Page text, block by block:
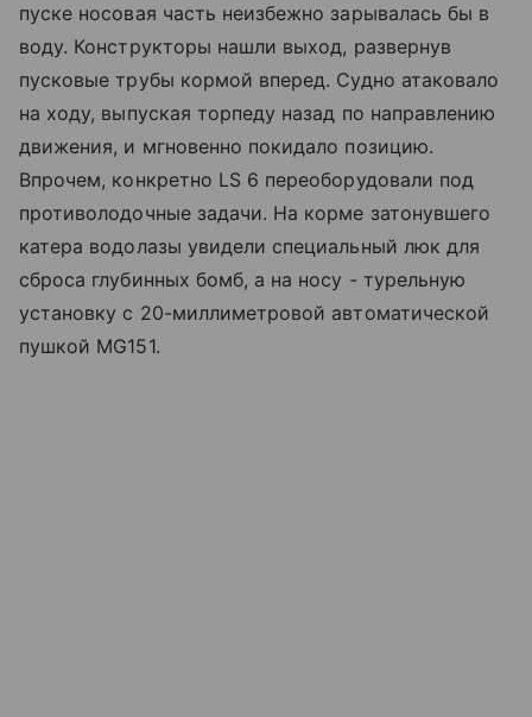
пуске носовая часть неизбежно зарывалась бы в
воду. Конструкторы нашли выход, развернув
пусковые трубы кормой вперед. Судно атаковало
на ходу, выпуская торпеду назад по направлению
движения, и мгновенно покидало позицию.
Впрочем, конкретно LS 6 переоборудовали под
противолодочные задачи. На корме затонувшего
катера водолазы увидели специальный люк для
сброса глубинных бомб, а на носу - турельную
установку с 20-миллиметровой автоматической
пушкой MG151.